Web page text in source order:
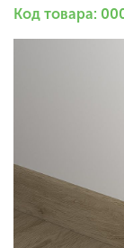
Код товара: